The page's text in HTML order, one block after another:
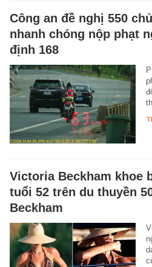
Công an đề nghị 550
nhanh chóng nộp phạt
định 168
Victoria Beckham khoe
tuổi 52 trên du thuyền
Beckham